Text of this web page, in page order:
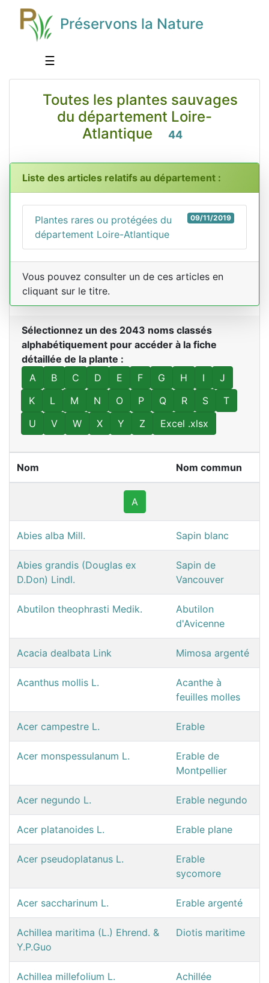
Préservons la Nature
☰
Toutes les plantes sauvages
du département Loire-
Atlantique
44
Liste des articles relatifs au département :
09/11/2019
Plantes rares ou protégées du
département Loire-Atlantique
Vous pouvez consulter un de ces articles en
cliquant sur le titre.
Sélectionnez un des 2043 noms classés
alphabétiquement pour accéder à la fiche
détaillée de la plante :
A
B C D E F G H I
J
K
L M N O P Q R S
T
U
V W X Y Z Excel .xlsx
Nom Nom commun
A
Abies alba Mill. Sapin blanc
Abies grandis (Douglas ex
D.Don) Lindl.
Sapin de
Vancouver
Abutilon theophrasti Medik.
Abutilon
d'Avicenne
Acacia dealbata Link Mimosa argenté
Acanthus mollis L.
Acanthe à
feuilles molles
Acer campestre L. Erable
Acer monspessulanum L.
Erable de
Montpellier
Acer negundo L. Erable negundo
Acer platanoides L. Erable plane
Acer pseudoplatanus L.
Erable
sycomore
Acer saccharinum L. Erable argenté
Achillea maritima (L.) Ehrend. &
Y.P.Guo
Diotis maritime
Achillea millefolium L.
Achillée